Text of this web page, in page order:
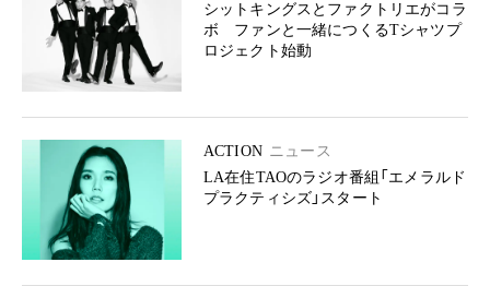
シットキングスとファクトリエがコラ
ボ ファンと一緒につくるTシャツプ
ロジェクト始動
ACTION ニュース
LA在住TAOのラジオ番組「エメラルド
プラクティシズ」スタート